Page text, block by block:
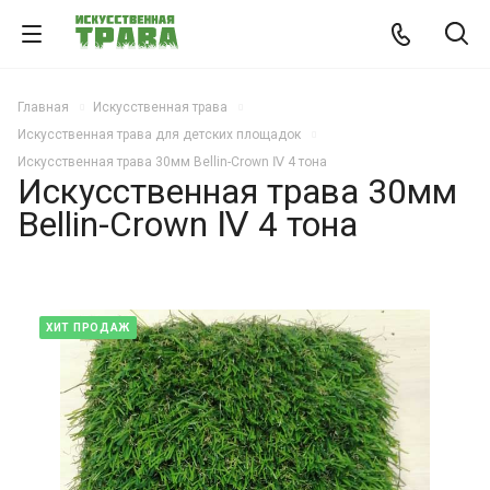
Главная
Искусственная трава
Искусственная трава для детских площадок
Искусственная трава 30мм Bellin-Crown Ⅳ 4 тона
Искусственная трава 30мм
Bellin-Crown Ⅳ 4 тона
ХИТ ПРОДАЖ